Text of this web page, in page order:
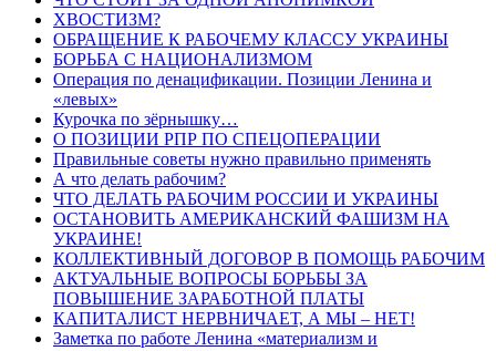
ХВОСТИЗМ?
ОБРАЩЕНИЕ К РАБОЧЕМУ КЛАССУ УКРАИНЫ
БОРЬБА С НАЦИОНАЛИЗМОМ
Операция по денацификации. Позиции Ленина и
«левых»
Курочка по зёрнышку…
О ПОЗИЦИИ РПР ПО СПЕЦОПЕРАЦИИ
Правильные советы нужно правильно применять
А что делать рабочим?
ЧТО ДЕЛАТЬ РАБОЧИМ РОССИИ И УКРАИНЫ
ОСТАНОВИТЬ АМЕРИКАНСКИЙ ФАШИЗМ НА
УКРАИНЕ!
КОЛЛЕКТИВНЫЙ ДОГОВОР В ПОМОЩЬ РАБОЧИМ
АКТУАЛЬНЫЕ ВОПРОСЫ БОРЬБЫ ЗА
ПОВЫШЕНИЕ ЗАРАБОТНОЙ ПЛАТЫ
КАПИТАЛИСТ НЕРВНИЧАЕТ, А МЫ – НЕТ!
Заметка по работе Ленина «материализм и